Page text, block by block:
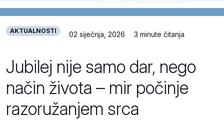
AKTUALNOSTI 02 siječnja, 2026 3 minute čitanja
Jubilej nije samo dar, nego
način života – mir počinje
razoružanjem srca